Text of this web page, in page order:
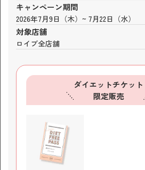
キャンペーン期間
2026年7月9日（木）~ 7月22日（水）
対象店舗
ロイブ全店舗
ダイエットチケット
限定販売